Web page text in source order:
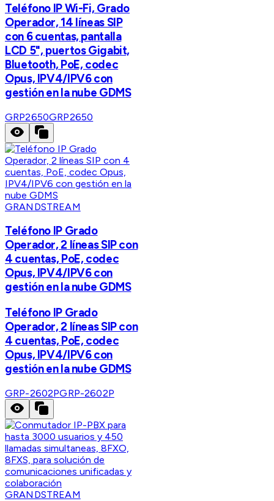
Teléfono IP Wi-Fi, Grado
Operador, 14 líneas SIP
con 6 cuentas, pantalla
LCD 5", puertos Gigabit,
Bluetooth, PoE, codec
Opus, IPV4/IPV6 con
gestión en la nube GDMS
GRP2650GRP2650
GRANDSTREAM
Teléfono IP Grado
Operador, 2 líneas SIP con
4 cuentas, PoE, codec
Opus, IPV4/IPV6 con
gestión en la nube GDMS
Teléfono IP Grado
Operador, 2 líneas SIP con
4 cuentas, PoE, codec
Opus, IPV4/IPV6 con
gestión en la nube GDMS
GRP-2602PGRP-2602P
GRANDSTREAM